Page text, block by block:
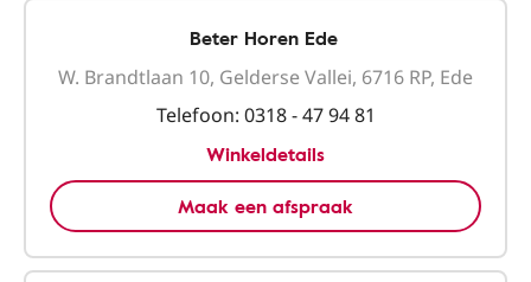
Beter Horen Ede
W. Brandtlaan 10, Gelderse Vallei, 6716 RP, Ede
Telefoon: 0318 - 47 94 81
Winkeldetails
Maak een afspraak